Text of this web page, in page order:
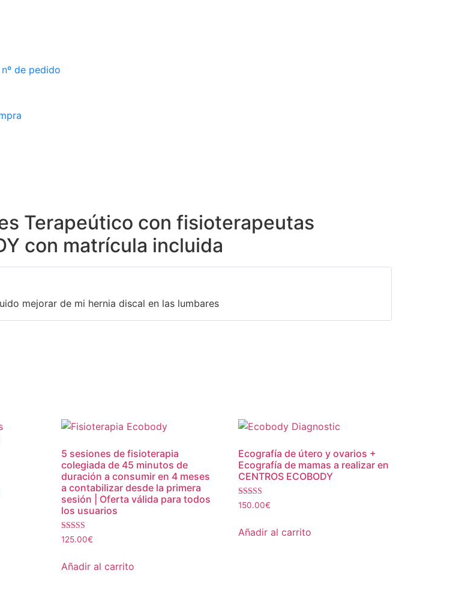
de pedido
Terapeútico con fisioterapeutas
con matrícula incluida
mejorar de mi hernia discal en las lumbares
5 sesiones de fisioterapia
colegiada de 45 minutos de
duración a consumir en 4 meses
a contabilizar desde la primera
sesión | Oferta válida para todos
los usuarios
Valorado con
5.00
125.00€
Añadir al carrito
Ecografía de útero y ovarios +
Ecografía de mamas a realizar en
CENTROS ECOBODY
Valorado
con
de 5
150.00€
Añadir al carrito